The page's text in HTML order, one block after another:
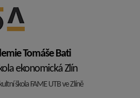
Tomáše Bati
ekonomická Zlín
škola FAME UTB ve Zlíně